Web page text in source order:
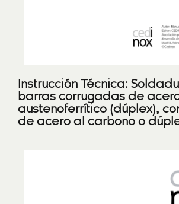
Instrucción Técnica:
barras corrugadas de
austenoferrítico (dúplex),
de acero al carbono o